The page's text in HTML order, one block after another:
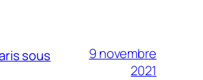
sous
9 novembre
2021